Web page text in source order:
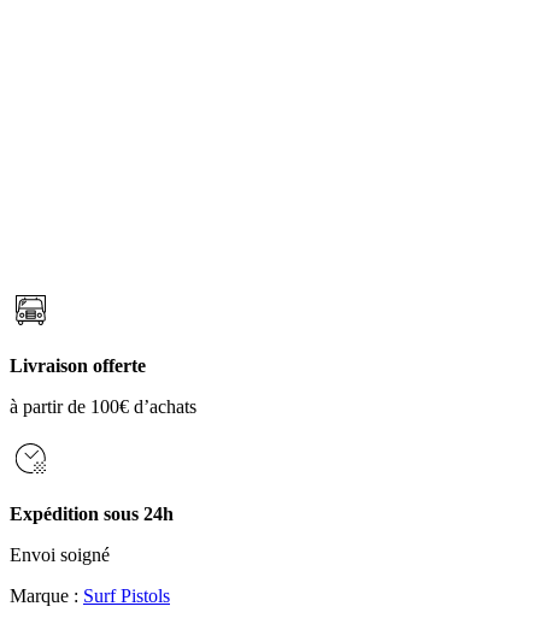
Livraison offerte
à partir de 100€ d’achats
Expédition sous 24h
Envoi soigné
Marque : Surf Pistols